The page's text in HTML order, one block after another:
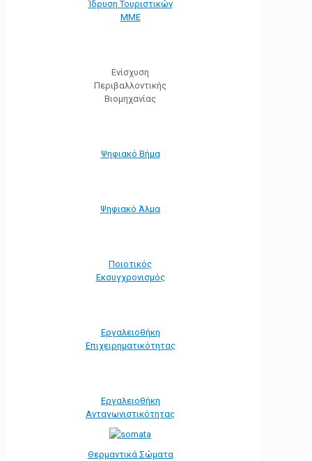
Ίδρυση Τουριστικών
ΜΜΕ
Ενίσχυση
Περιβαλλοντικής
Βιομηχανίας
Ψηφιακό Βήμα
Ψηφιακό Άλμα
Ποιοτικός
Εκσυγχρονισμός
Εργαλειοθήκη
Eπιχειρηματικότητας
Εργαλειοθήκη
Ανταγωνιστικότητας
Θερμαντικά Σώματα